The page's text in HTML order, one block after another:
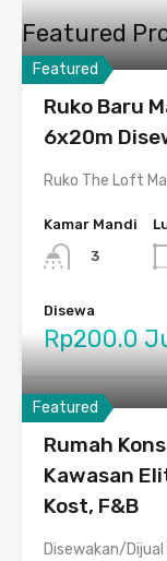
Featured
Featured
Ruko Baru
6x20m
Ruko The Loft
Kamar Mandi
3
Disewa
Rp200.0
Featured
Rumah
Kawasan
Kost, F&B
Disewakan/